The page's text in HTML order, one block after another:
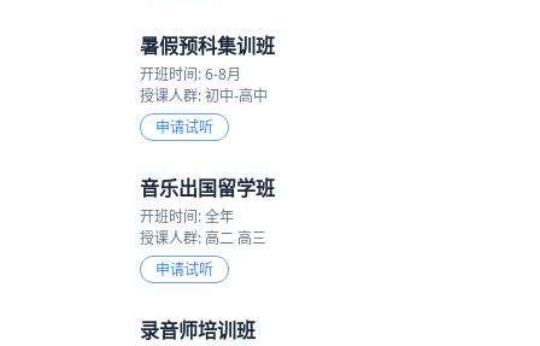
暑假预科集训班
开班时间: 6-8月
授课人群: 初中-高中
申请试听
音乐出国留学班
开班时间: 全年
授课人群: 高二 高三
申请试听
录音师培训班